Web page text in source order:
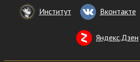
Институт Вконтакте
Яндекс.Дзен